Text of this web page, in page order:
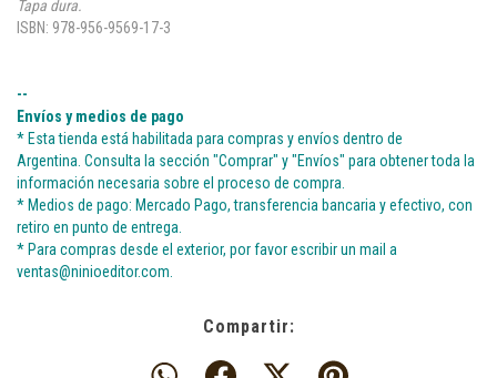
Tapa dura.
ISBN: 978-956-9569-17-3
--
Envíos y medios de pago
* Esta tienda está habilitada para compras y envíos dentro de
Argentina. Consulta la sección "Comprar" y "Envíos" para obtener toda la
información necesaria sobre el proceso de compra.
* Medios de pago: Mercado Pago, transferencia bancaria y efectivo, con
retiro en punto de entrega.
* Para compras desde el exterior, por favor escribir un mail a
ventas@ninioeditor.com
Compartir: